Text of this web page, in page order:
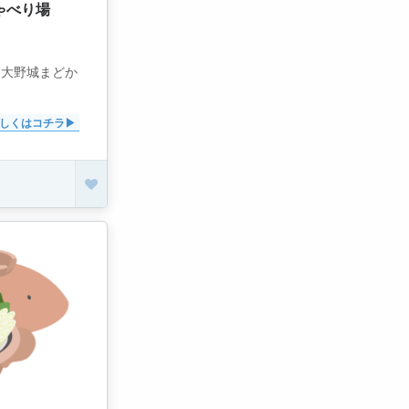
べり場
野城まどか
くはコチラ